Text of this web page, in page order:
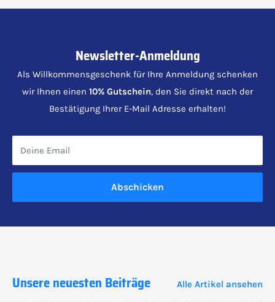
Newsletter-Anmeldung
Als Willkommensgeschenk für Ihre Anmeldung schenken
wir Ihnen einen 10% Gutschein, den Sie direkt nach der
Bestätigung Ihrer E-Mail Adresse erhalten!
Deine Email
Abschicken
Unsere neuesten Beiträge Alle Artikel ansehen